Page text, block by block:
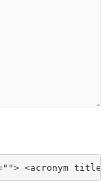
<acronym